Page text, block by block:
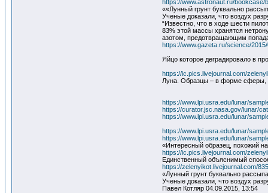
https://www.astronaut.ru/
««Лунный грунт буквально
Ученые доказали, что воздух
“Известно, что в ходе шести
83% этой массы хранятся
азотом, предотвращающим
https://www.gazeta.ru/science/
Яйцо которое деградировало в
https://ic.pics.livejournal.com/
Луна. Образцы – в форме сферы,
https://www.lpi.usra.edu/lunar/
https://curator.jsc.nasa.gov/lunar/
https://www.lpi.usra.edu/lunar/
https://www.lpi.usra.edu/lunar/
https://www.lpi.usra.edu/lunar/
«Интересный образец, похожий
https://ic.pics.livejournal.com/
Единственный объяснимый
https://zelenyikot.livejournal.com/
«Лунный грунт буквально
Ученые доказали, что воздух
Павел Котляр 04.09.2015, 13:54